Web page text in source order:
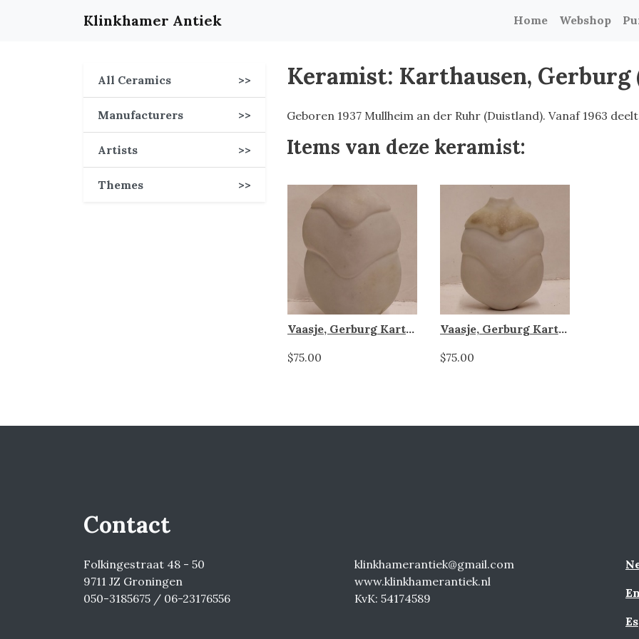
Klinkhamer Antiek Home Webshop
All Ceramics >>
Manufacturers >>
Artists >>
Themes >>
Keramist: Karthausen, Gerburg
Geboren 1937 Mullheim an der Ruhr (Duistland). Vanaf 1963
Items van deze keramist:
Vaasje, Gerburg Karthausen
$75.00
Vaasje, Gerburg Karthausen
$75.00
Contact
Folkingestraat 48 - 50
9711 JZ Groningen
050-3185675 / 06-23176556
klinkhamerantiek@gmail.com
www.klinkhamerantiek.nl
KvK: 54174589